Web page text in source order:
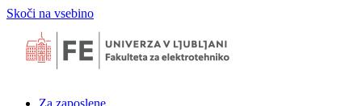
Skoči na vsebino
Za zaposlene